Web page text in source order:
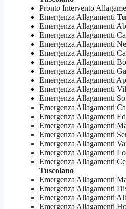
Pronto Intervento
Emergenza Allagamenti
Emergenza Allagamenti
Emergenza Allagamenti
Emergenza Allagamenti
Emergenza Allagamenti
Emergenza Allagamenti
Emergenza Allagamenti
Emergenza Allagamenti
Emergenza Allagamenti
Emergenza Allagamenti
Emergenza Allagamenti
Emergenza Allagamenti
Emergenza Allagamenti
Emergenza Allagamenti
Emergenza Allagamenti
Emergenza Allagamenti
Emergenza Allagamenti
Tuscolano
Emergenza Allagamenti
Emergenza Allagamenti
Emergenza Allagamenti
Emergenza Allagamenti